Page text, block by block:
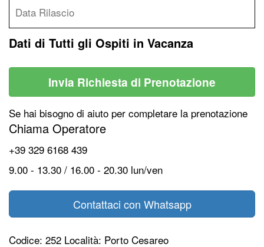
Dati di Tutti gli Ospiti in Vacanza
Invia Richiesta di Prenotazione
Se hai bisogno di aiuto per completare la prenotazione
Chiama Operatore
+39 329 6168 439
9.00 - 13.30 / 16.00 - 20.30 lun/ven
Contattaci con Whatsapp
Codice: 252 Località: Porto Cesareo